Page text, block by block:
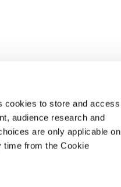
cookies to store and access
audience research and
are only applicable on
time from the Cookie